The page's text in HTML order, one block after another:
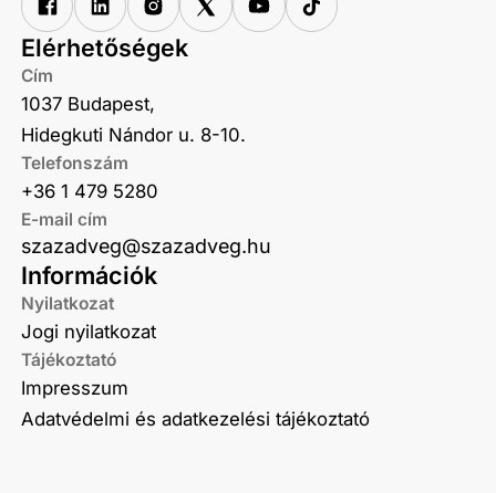
Információk
Nyilatkozat
Jogi nyilatkozat
Tájékoztató
Impresszum
Adatvédelmi és adatkezelési tájékoztató
Elérhetőségek
Cím
1037 Budapest,
Hidegkuti Nándor u. 8-10.
Telefonszám
+36 1 479 5280
E-mail cím
szazadveg@szazadveg.hu